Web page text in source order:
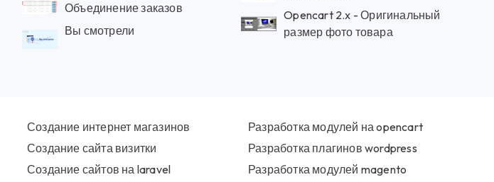
Объединение заказов
Вы смотрели
Opencart 2.x - Оригинальный
размер фото товара
Создание интернет магазинов
Создание сайта визитки
Создание сайтов на laravel
Разработка модулей на opencart
Разработка плагинов wordpress
Разработка модулей magento